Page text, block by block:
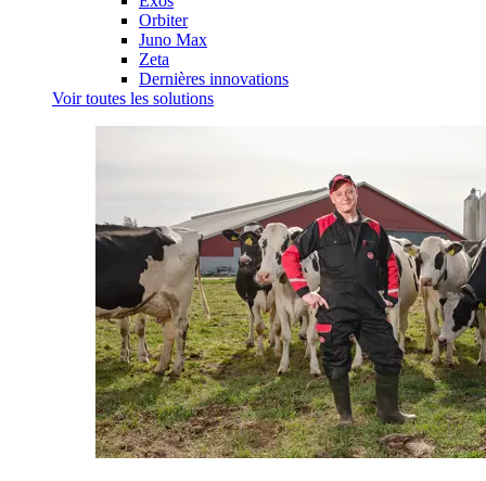
Orbiter
Juno Max
Zeta
Dernières innovations
Voir toutes les solutions